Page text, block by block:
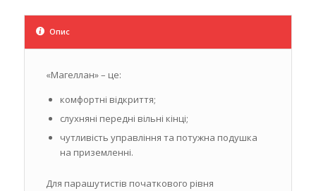
Опис
«Магеллан» – це:
комфортні відкриття;
слухняні передні вільні кінці;
чутливість управління та потужна подушка
на приземленні.
Для парашутистів початкового рівня